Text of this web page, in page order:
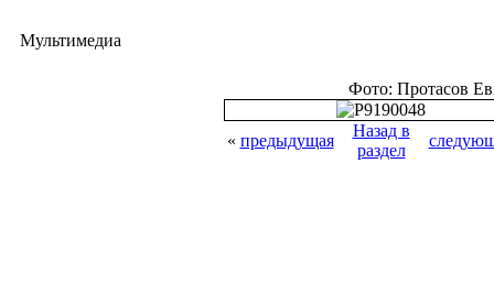
Мультимедиа
Фото: Протасов
« предыдущая
Назад в
раздел